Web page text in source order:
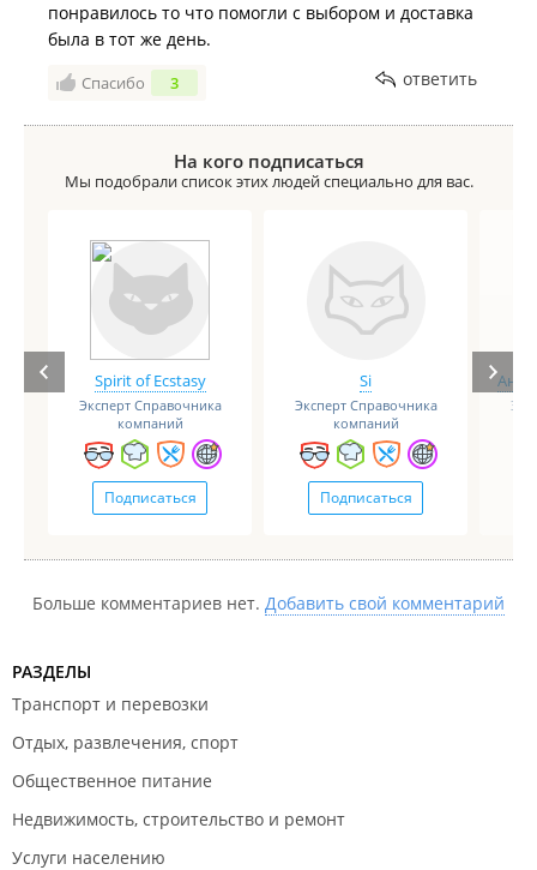
понравилось то что помогли с выбором и доставка
была в тот же день.
Спасибо 3 ответить
На кого подписаться
Мы подобрали список этих людей специально для вас.
Spirit of Ecstasy
Эксперт Справочника
компаний
Подписаться
Si
Эксперт Справочника
компаний
Подписаться
Больше комментариев нет. Добавить свой комментарий
РАЗДЕЛЫ
Транспорт и перевозки
Отдых, развлечения, спорт
Общественное питание
Недвижимость, строительство и ремонт
Услуги населению